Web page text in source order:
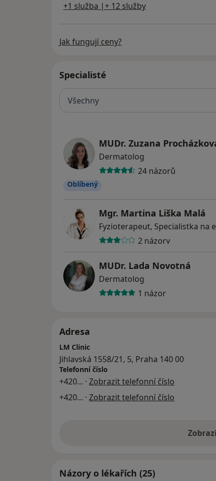
+1 služba |+ 12 služby
Jak fungují ceny?
Specialisté
Všechny
MUDr. Zuzana
Dermatolog
24 názorů
Oblíbený
Mgr. Martina Liška Malá
Fyzioterapeut, Specialistka na
2 názory
MUDr. Lada Novotná
Dermatolog
1 názor
Adresa
LM Clinic
Jihlavská 1558/21, 5, Praha 140 00
Telefonní číslo
+420... · Zobrazit telefonní číslo
+420... · Zobrazit telefonní číslo
Názory o lékařích (25)